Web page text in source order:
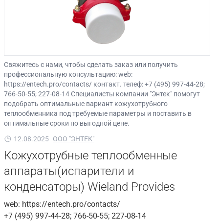
Свяжитесь с нами, чтобы сделать заказ или получить
профессиональную консультацию: web:
https://entech.pro/contacts/ контакт. телеф: +7 (495) 997-44-28;
766-50-55; 227-08-14 Специалисты компании "Энтек" помогут
подобрать оптимальные вариант кожухотрубного
теплообменника под требуемые параметры и поставить в
оптимальные сроки по выгодной цене.
12.08.2025 ООО "ЭНТЕК"
Кожухотрубные теплообменные
аппараты(испарители и
конденсаторы) Wieland Provides
web: https://entech.pro/contacts/
+7 (495) 997-44-28; 766-50-55; 227-08-14